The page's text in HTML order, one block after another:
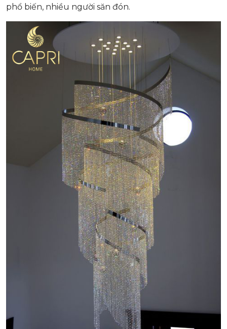
phổ biến, nhiều người săn đón.